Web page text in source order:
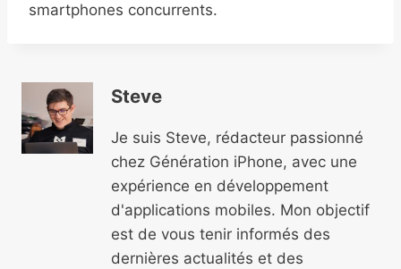
smartphones concurrents.
Steve
Je suis Steve, rédacteur passionné
chez Génération iPhone, avec une
expérience en développement
d'applications mobiles. Mon objectif
est de vous tenir informés des
dernières actualités et des